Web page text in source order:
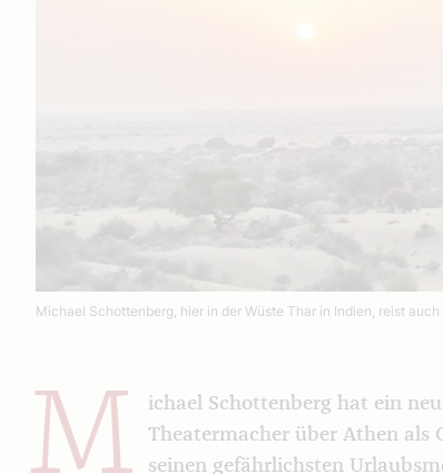
Michael Schottenberg, hier in der Wüste Thar in Indien, reist
M
ichael Schottenberg hat ein
Theatermacher über Athen als
seinen gefährlichsten